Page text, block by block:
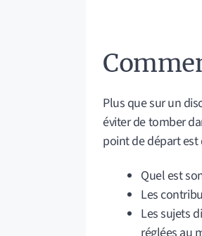
Plus que sur un
éviter de tomber
point de départ est
Quel est
Les
Les sujets